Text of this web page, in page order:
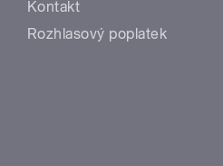
Kontakt
Rozhlasový poplatek